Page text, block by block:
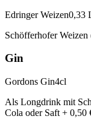
Edringer Weizen0,33
Schöfferhofer
Gin
Gordons Gin4cl
Als Longdrink mit
Cola oder Saft + 0,50